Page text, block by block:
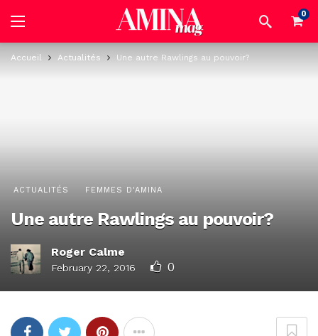
0
Accueil Actualités Une autre Rawlings au pouvoir?
ACTUALITÉS FEMMES D'AMINA
Une autre Rawlings au pouvoir?
Roger Calme
February 22, 2016 0